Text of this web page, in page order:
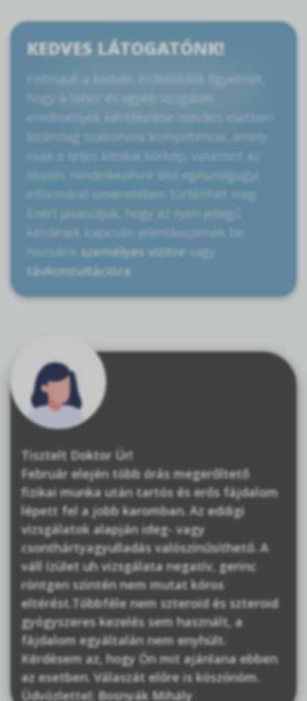
KEDVES LÁTOGATÓNK!
Felhívjuk a kedves érdeklődők figyelmét,
hogy a labor és egyéb vizsgálati
eredmények kiértékelése minden esetben
kizárólag szakorvosi kompetencia, amely
csak a teljes klinikai kórkép, valamint az
összes rendelkezésre álló egészségügyi
információ ismeretében történhet meg.
Ezért javasoljuk, hogy az ilyen jellegű
kérdések kapcsán jelentkezzenek be
hozzánk személyes vizitre vagy
távkonzultációra
Tisztelt Doktor Úr!
Február elején több órás megerőltető
fizikai munka után tartós és erős fájdalom
lépett fel a jobb karomban. Az eddigi
vizsgálatok alapján ideg- vagy
csonthártyagyulladás valószínűsíthető. A
váll ízület uh vizsgálata negatív, gerinc
röntgen szintén nem mutat kóros
eltérést.Többféle nem szteroid és szteroid
gyógyszeres kezelés sem használt, a
fájdalom egyáltalán nem enyhült.
Kérdésem az, hogy Ön mit ajánlana ebben
az esetben. Válaszát előre is köszönöm.
Üdvözlettel: Bosnyák Mihály